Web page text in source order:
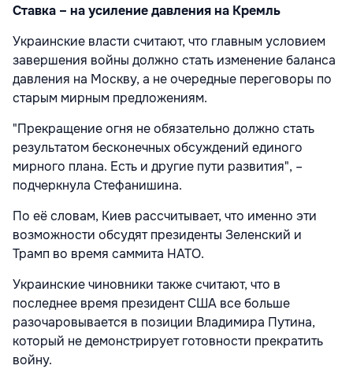
Ставка – на усиление давления на Кремль
Украинские власти считают, что главным условием
завершения войны должно стать изменение баланса
давления на Москву, а не очередные переговоры по
старым мирным предложениям.
"Прекращение огня не обязательно должно стать
результатом бесконечных обсуждений единого
мирного плана. Есть и другие пути развития", –
подчеркнула Стефанишина.
По её словам, Киев рассчитывает, что именно эти
возможности обсудят президенты Зеленский и
Трамп во время саммита НАТО.
Украинские чиновники также считают, что в
последнее время президент США все больше
разочаровывается в позиции Владимира Путина,
который не демонстрирует готовности прекратить
войну.